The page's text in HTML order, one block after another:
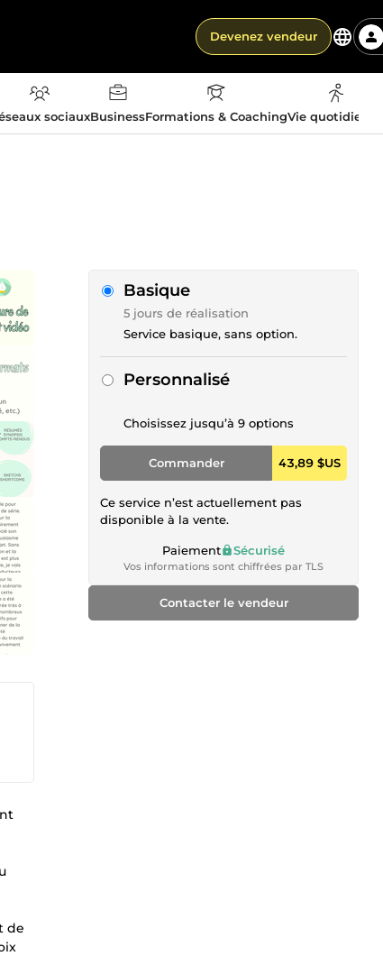
Devenez vendeur
sociauxBusinessFormations & CoachingVie
de
Basique
5 jours de réalisation
Service basique, sans option.
Personnalisé
Choisissez jusqu’à 9 options
Commander 43,89 $US
Ce service n’est actuellement pas
disponible à la vente.
Paiement Sécurisé
Vos informations sont chiffrées par TLS
Contacter le vendeur